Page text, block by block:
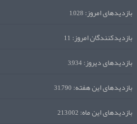
بازدیدهای امروز:1,028
بازدیدکنندگان امروز:11
بازدیدهای دیروز:3,934
بازدیدهای این هفته:31,790
بازدیدهای این ماه:213,002